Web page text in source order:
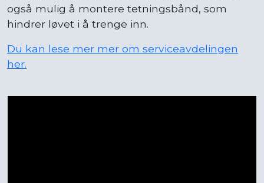
også mulig å montere tetningsbånd, som
hindrer løvet i å trenge inn.
Du kan lese mer mer om serviceavdelingen
her.